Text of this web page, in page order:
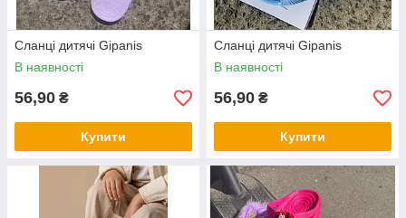
Cланці дитячі Gipanis
В наявності
56,90 ₴
Купити
Cланці дитячі Gipanis
В наявності
56,90 ₴
Купити